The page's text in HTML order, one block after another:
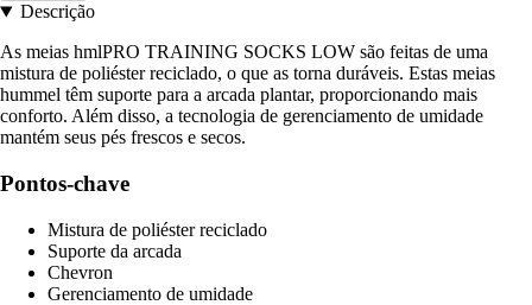
Descrição
As meias hmlPRO TRAINING SOCKS LOW são feitas de uma
mistura de poliéster reciclado, o que as torna duráveis. Estas meias
hummel têm suporte para a arcada plantar, proporcionando mais
conforto. Além disso, a tecnologia de gerenciamento de umidade
mantém seus pés frescos e secos.
Pontos-chave
Mistura de poliéster reciclado
Suporte da arcada
Chevron
Gerenciamento de umidade